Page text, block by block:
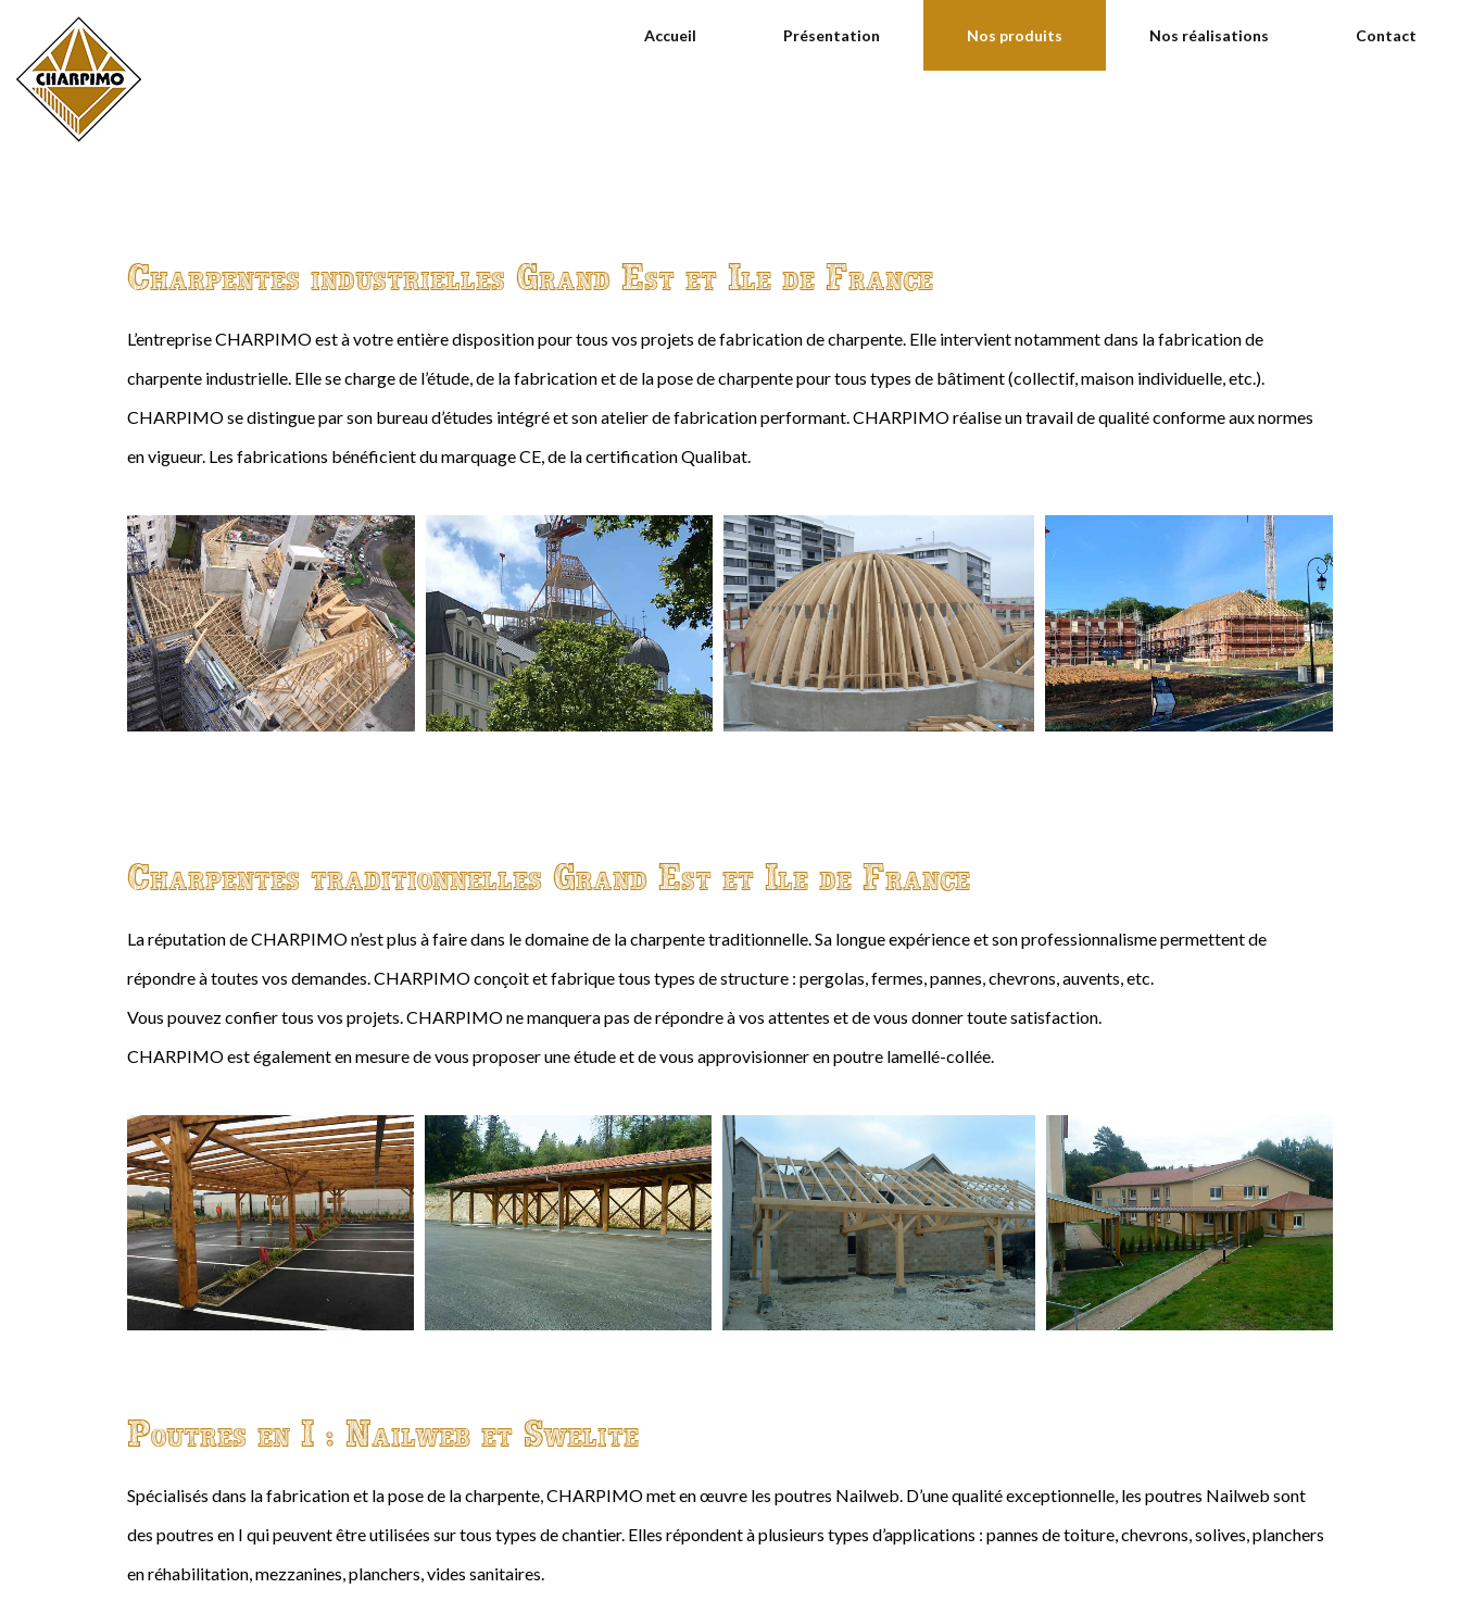
Accueil Présentation Nos produits Nos réalisations Contact
Charpentes industrielles Grand Est et Ile de France
L’entreprise CHARPIMO est à votre entière disposition pour tous vos projets de fabrication de charpente. Elle intervient notamment dans la fabrication de
charpente industrielle. Elle se charge de l’étude, de la fabrication et de la pose de charpente pour tous types de bâtiment (collectif, maison individuelle, etc.).
CHARPIMO se distingue par son bureau d’études intégré et son atelier de fabrication performant. CHARPIMO réalise un travail de qualité conforme aux normes
en vigueur. Les fabrications bénéficient du marquage CE, de la certification Qualibat.
Charpentes traditionnelles Grand Est et Ile de France
La réputation de CHARPIMO n’est plus à faire dans le domaine de la charpente traditionnelle. Sa longue expérience et son professionnalisme permettent de
répondre à toutes vos demandes. CHARPIMO conçoit et fabrique tous types de structure : pergolas, fermes, pannes, chevrons, auvents, etc.
Vous pouvez confier tous vos projets. CHARPIMO ne manquera pas de répondre à vos attentes et de vous donner toute satisfaction.
CHARPIMO est également en mesure de vous proposer une étude et de vous approvisionner en poutre lamellé-collée.
Poutres en I : Nailweb et Swelite
Spécialisés dans la fabrication et la pose de la charpente, CHARPIMO met en œuvre les poutres Nailweb. D’une qualité exceptionnelle, les poutres Nailweb sont
des poutres en I qui peuvent être utilisées sur tous types de chantier. Elles répondent à plusieurs types d’applications : pannes de toiture, chevrons, solives, planchers
en réhabilitation, mezzanines, planchers, vides sanitaires.